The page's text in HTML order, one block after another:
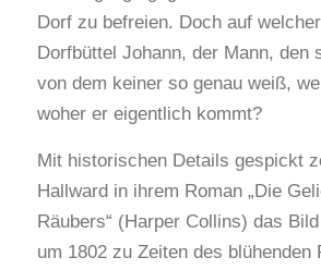
Dorf zu befreien. Doch auf
Dorfbüttel Johann, der Mann, den
von dem keiner so genau weiß,
woher er eigentlich kommt?
Mit historischen Details gespickt
Hallward in ihrem Roman „Die
Räubers“ (Harper Collins) das
um 1802 zu Zeiten des blühenden